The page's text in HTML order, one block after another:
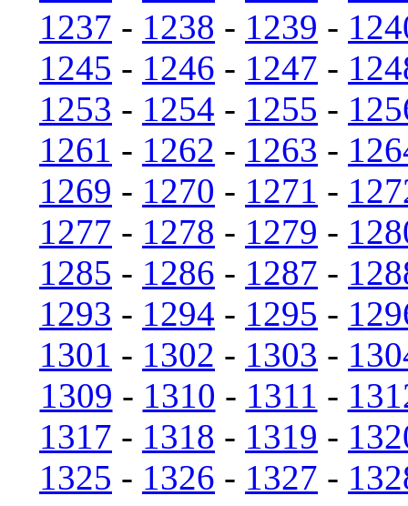
1237 - 1238 - 1239 -
1245 - 1246 - 1247 -
1253 - 1254 - 1255 -
1261 - 1262 - 1263 -
1269 - 1270 - 1271 -
1277 - 1278 - 1279 -
1285 - 1286 - 1287 -
1293 - 1294 - 1295 -
1301 - 1302 - 1303 -
1309 - 1310 - 1311 -
1317 - 1318 - 1319 -
1325 - 1326 - 1327 -